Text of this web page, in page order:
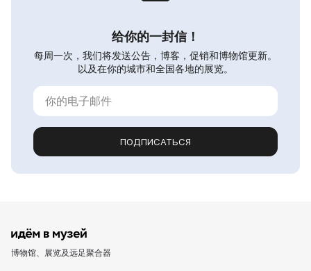
给你的一封信！
每周一次，我们将发送公告，博客，促销和博物馆更新。
以及在你的城市和全国各地的展览。
ПОДПИСАТЬСЯ
博物馆、展览及远足聚合器